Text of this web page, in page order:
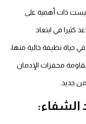
ذات أهمية على
في ابتعاد
نظيفة خالية منها،
محفزات الإدمان